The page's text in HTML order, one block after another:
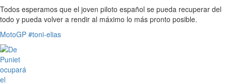
Todos esperamos que el joven piloto español se pueda recuperar del
todo y pueda volver a rendir al máximo lo más pronto posible.
MotoGP #toni-elias